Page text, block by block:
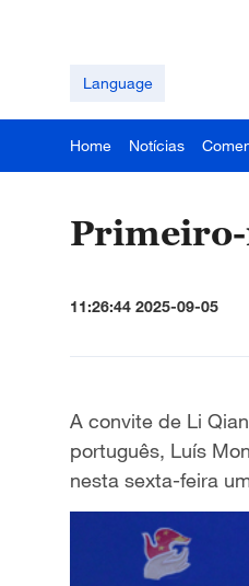
Language
Home Notícias
11:26:44 2025-09-05
A convite de Li
português, Luís
nesta sexta-feira